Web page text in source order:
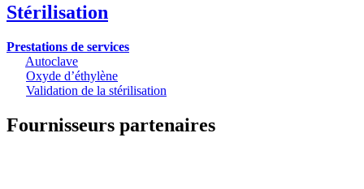
Stérilisation
Prestations de services
Autoclave
Oxyde d’éthylène
Validation de la stérilisation
Fournisseurs partenaires